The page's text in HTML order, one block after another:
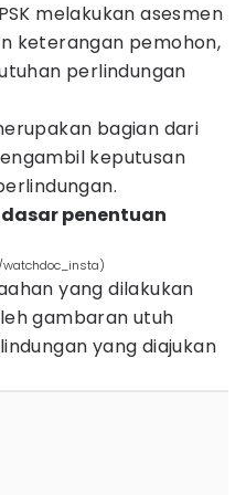
melakukan asesmen
keterangan pemohon,
perlindungan
bagian dari
keputusan
dasar penentuan
watchdoc_insta)
yang dilakukan
gambaran utuh
yang diajukan